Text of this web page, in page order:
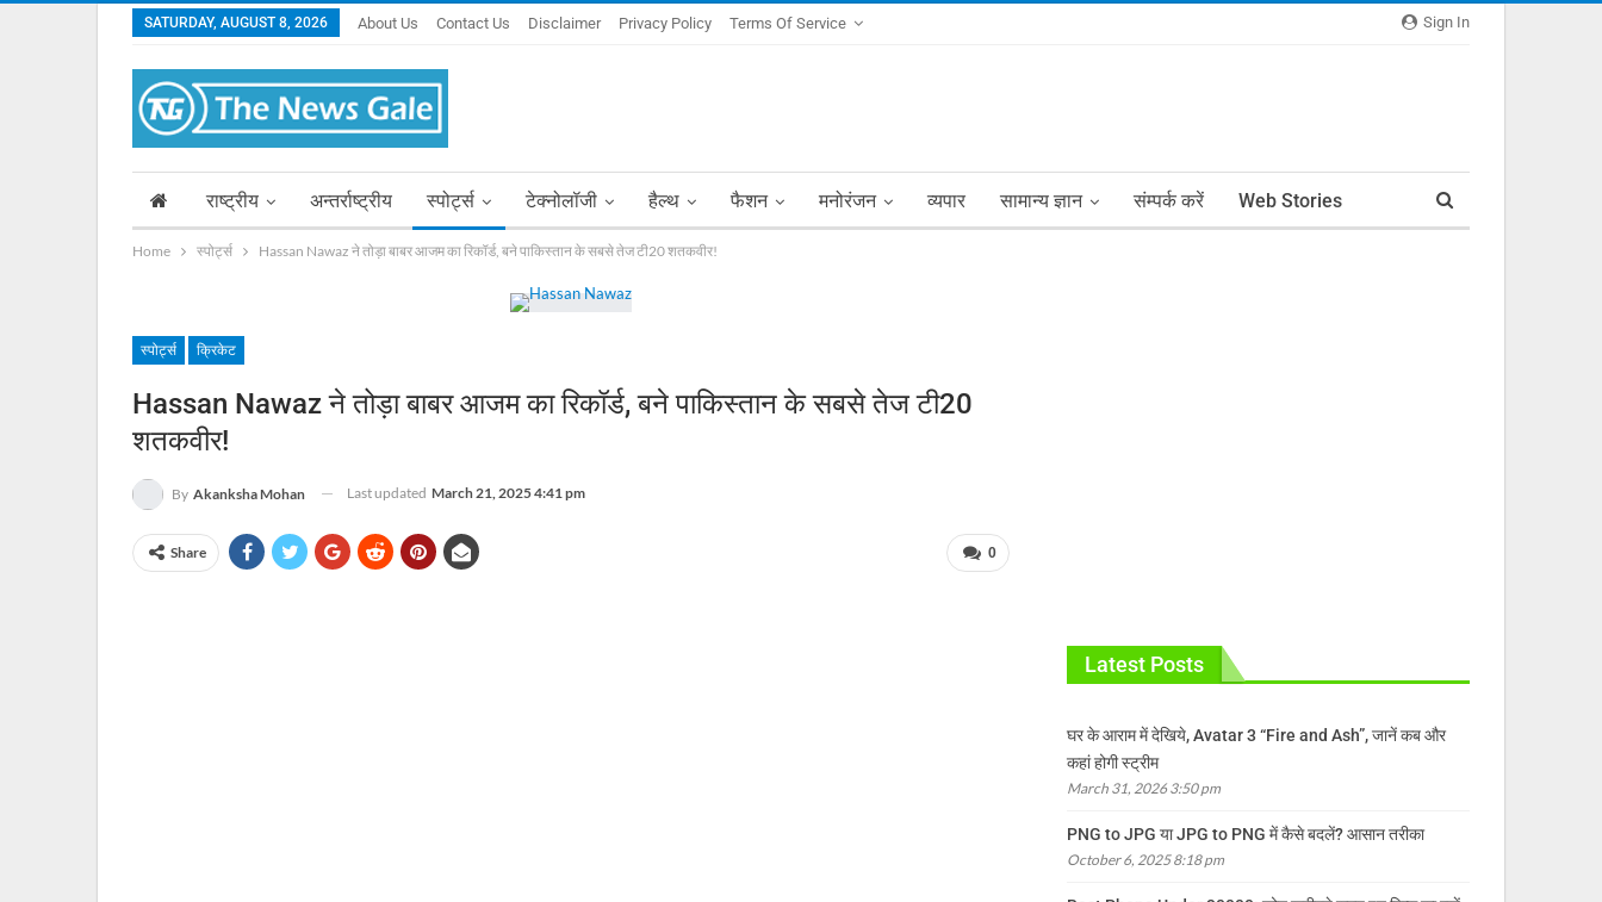
Sign In
SATURDAY, AUGUST 8, 2026 About Us Contact Us Disclaimer Privacy Policy Terms Of Service
राष्ट्रीय अन्तर्राष्ट्रीय स्पोर्ट्स टेक्नोलॉजी हैल्थ फैशन मनोरंजन व्यपार सामान्य ज्ञान संम्पर्क करें Web Stories
Home स्पोर्ट्स Hassan Nawaz ने तोड़ा बाबर आजम का रिकॉर्ड, बने पाकिस्तान के सबसे तेज टी20 शतकवीर!
स्पोर्ट्स क्रिकेट
Hassan Nawaz ने तोड़ा बाबर आजम का रिकॉर्ड, बने पाकिस्तान के सबसे तेज टी20
शतकवीर!
By Akanksha Mohan Last updated March 21, 2025 4:41 pm
0
Share
Latest Posts
घर के आराम में देखिये, Avatar 3 “Fire and Ash”, जानें कब और
कहां होगी स्ट्रीम
March 31, 2026 3:50 pm
PNG to JPG या JPG to PNG में कैसे बदलें? आसान तरीका
October 6, 2025 8:18 pm